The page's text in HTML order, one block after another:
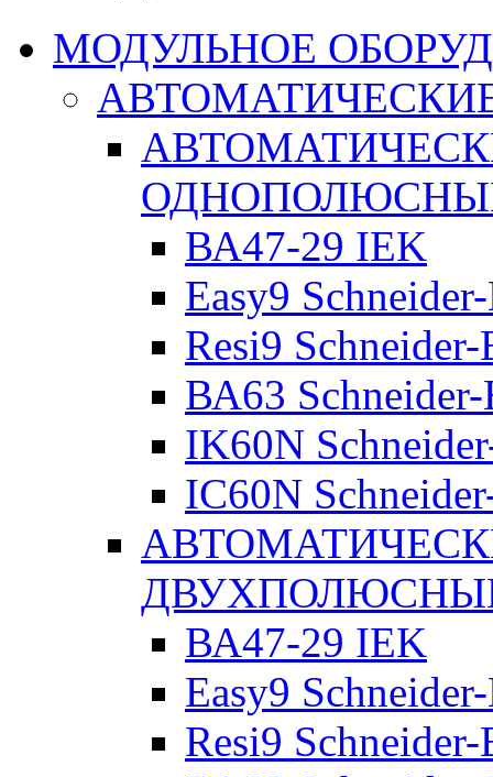
МОДУЛЬНОЕ
ВА47-29 IEK
Easy9
Resi9
ВА63
IK60N
IC60N
ВА47-29 IEK
Easy9
Resi9